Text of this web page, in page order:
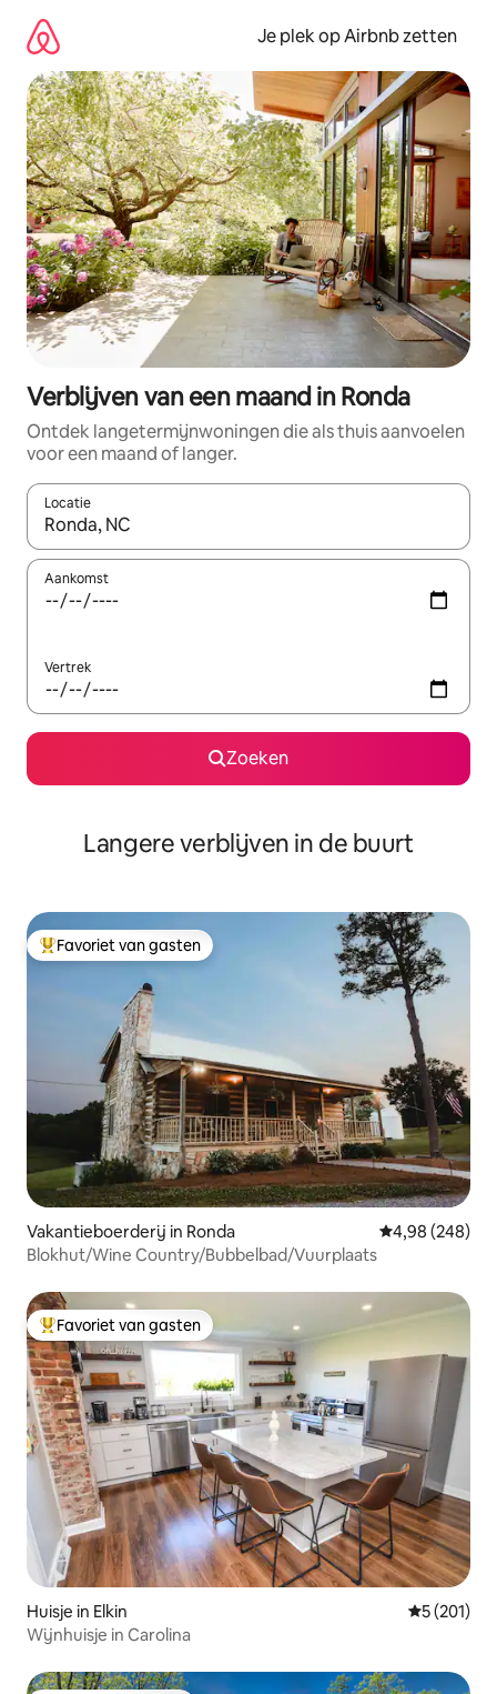
direct
naar
inhoud
Je plek op Airbnb zetten
Verblijven van een maand in Ronda
Ontdek langetermijnwoningen die als thuis aanvoelen
voor een maand of langer.
Locatie
Wanneer er resultaten beschikbaar zijn, maak je een keuze
Aankomst
Vertrek
Zoeken
Langere verblijven in de buurt
Topfavoriet van gasten
Favoriet van gasten
Vakantieboerderij in Ronda Gemiddelde
4,98 (248)
Blokhut/Wine Country/Bubbelbad/Vuurplaats
Topfavoriet van gasten
Favoriet van gasten
Huisje in Elkin
5 (201)
Wijnhuisje in Carolina